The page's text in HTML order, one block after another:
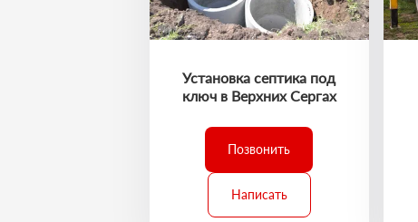
Установка септика под
ключ в Верхних Сергах
Позвонить
Написать